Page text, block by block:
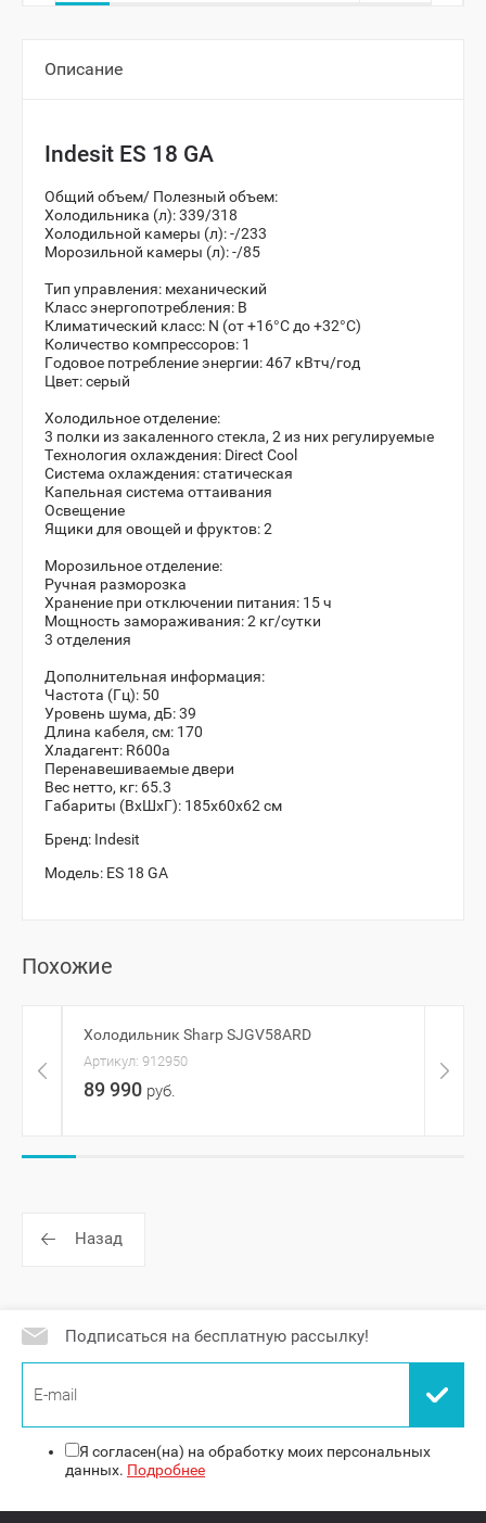
Описание
Indesit ES 18 GA
Общий объем/ Полезный объем:
Холодильника (л): 339/318
Холодильной камеры (л): -/233
Морозильной камеры (л): -/85
Тип управления: механический
Класс энергопотребления: B
Климатический класс: N (от +16°С до +32°С)
Количество компрессоров: 1
Годовое потребление энергии: 467 кВтч/год
Цвет: серый
Холодильное отделение:
3 полки из закаленного стекла, 2 из них регулируемые
Технология охлаждения: Direct Cool
Система охлаждения: статическая
Капельная система оттаивания
Освещение
Ящики для овощей и фруктов: 2
Морозильное отделение:
Ручная разморозка
Хранение при отключении питания: 15 ч
Мощность замораживания: 2 кг/сутки
3 отделения
Дополнительная информация:
Частота (Гц): 50
Уровень шума, дБ: 39
Длина кабеля, см: 170
Хладагент: R600a
Перенавешиваемые двери
Вес нетто, кг: 65.3
Габариты (ВxШxГ): 185x60x62 см
Бренд: Indesit
Модель: ES 18 GA
Похожие
Холодильник Sharp SJGV58ARD
Артикул: 912950
89 990 руб.
Назад
Подписаться на бесплатную рассылку!
Я согласен(на) на обработку моих персональных
данных. Подробнее